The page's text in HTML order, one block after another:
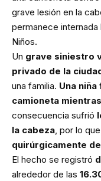
grave lesión en la
permanece
Niños.
Un grave siniestro
privado de la
una familia. Una
camioneta
consecuencia sufrió
la cabeza , por lo
quirúrgicamente
El hecho se registró
alrededor de las